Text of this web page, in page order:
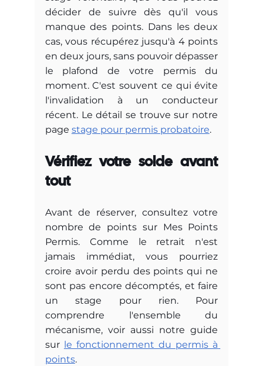
décider de suivre dès qu'il vous
manque des points. Dans les deux
cas, vous récupérez jusqu'à 4 points
en deux jours, sans pouvoir dépasser
le plafond de votre permis du
moment. C'est souvent ce qui évite
l'invalidation à un conducteur
récent. Le détail se trouve sur notre
page stage pour permis probatoire.
Vérifiez votre solde avant
tout
Avant de réserver, consultez votre
nombre de points sur Mes Points
Permis. Comme le retrait n'est
jamais immédiat, vous pourriez
croire avoir perdu des points qui ne
sont pas encore décomptés, et faire
un stage pour rien. Pour
comprendre l'ensemble du
mécanisme, voir aussi notre guide
sur le fonctionnement du permis à
points.